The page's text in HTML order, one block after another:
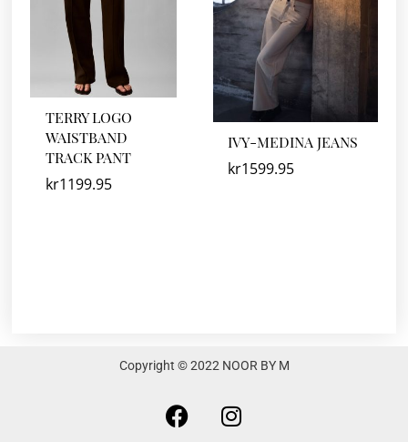
TERRY LOGO
WAISTBAND
TRACK PANT
kr1199.95
IVY-MEDINA JEANS
kr1599.95
Copyright © 2022 NOOR BY M
F
a
I
n